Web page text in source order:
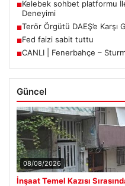
■Kelebek sohbet platformu
Deneyimi
■Terör Örgütü DAEŞ’e Karşı
■Fed faizi sabit tuttu
■CANLI | Fenerbahçe –
Güncel
08/08/2026
İnşaat Temel Kazısı